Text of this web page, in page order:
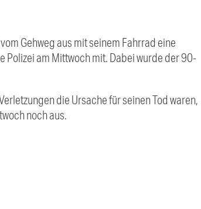
Gehweg aus mit seinem Fahrrad eine
Polizei am Mittwoch mit. Dabei wurde der 90-
die Ursache für seinen Tod waren,
noch aus.